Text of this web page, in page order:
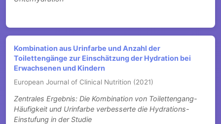
Kombination aus Urinfarbe und Anzahl der
Toilettengänge zur Einschätzung der Hydration bei
Erwachsenen und Kindern
European Journal of Clinical Nutrition (2021)
Zentrales Ergebnis: Die Kombination von Toilettengang-
Häufigkeit und Urinfarbe verbesserte die Hydrations-
Einstufung in der Studie